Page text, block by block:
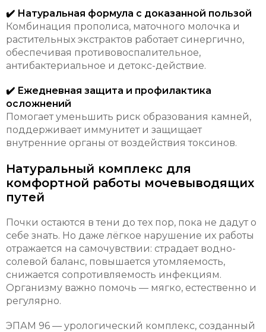
✔️ Натуральная формула с доказанной пользой
Комбинация прополиса, маточного молочка и
растительных экстрактов работает синергично,
обеспечивая противовоспалительное,
антибактериальное и детокс-действие.
✔️ Ежедневная защита и профилактика
осложнений
Помогает уменьшить риск образования камней,
поддерживает иммунитет и защищает
внутренние органы от воздействия токсинов.
Натуральный комплекс для
комфортной работы мочевыводящих
путей
Почки остаются в тени до тех пор, пока не дадут о
себе знать. Но даже лёгкое нарушение их работы
отражается на самочувствии: страдает водно-
солевой баланс, повышается утомляемость,
снижается сопротивляемость инфекциям.
Организму важно помочь — мягко, естественно и
регулярно.
ЭПАМ 96 — урологический комплекс, созданный